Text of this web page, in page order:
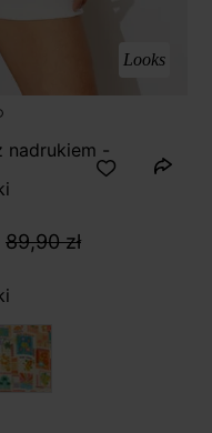
Looks
nadrukiem -
89,90 zł